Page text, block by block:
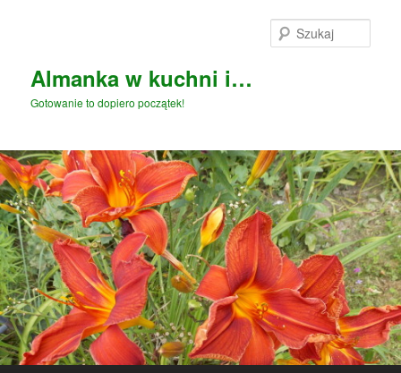
Almanka w kuchni i…
Gotowanie to dopiero początek!